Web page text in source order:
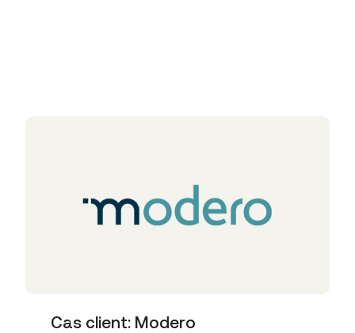
Cas client: Modero